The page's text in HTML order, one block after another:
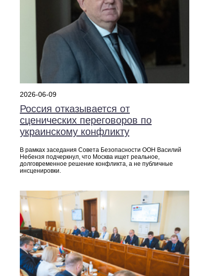
2026-06-09
Россия отказывается от
сценических переговоров по
украинскому конфликту
В рамках заседания Совета Безопасности ООН Василий
Небензя подчеркнул, что Москва ищет реальное,
долговременное решение конфликта, а не публичные
инсценировки.